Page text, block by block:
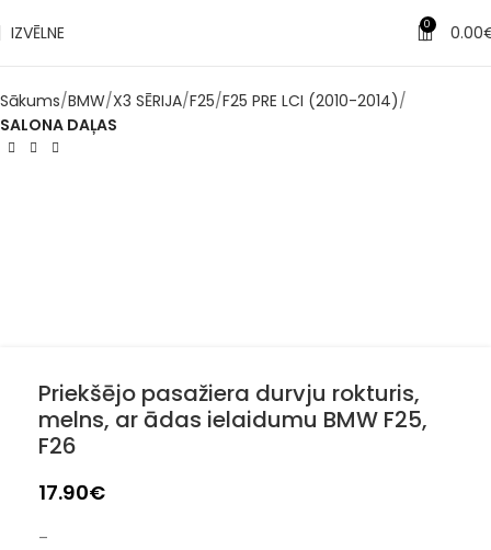
IZVĒLNE 0 0.00
Sākums BMW X3 SĒRIJA F25 F25 PRE LCI (2010-2014)
SALONA DAĻAS
Priekšējo pasažiera durvju rokturis,
melns, ar ādas ielaidumu BMW F25,
F26
17.90€
–